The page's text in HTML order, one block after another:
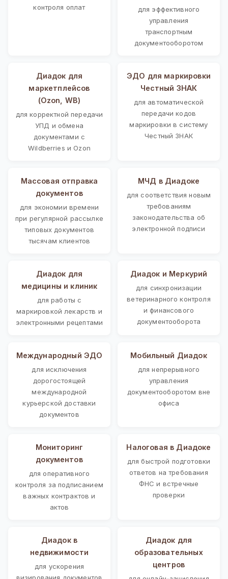
контроля оплат
для эффективного
управления
транспортным
документооборотом
Диадок для
маркетплейсов
(Ozon, WB)
для корректной передачи
УПД и обмена
документами с
Wildberries и Ozon
ЭДО для маркировки
Честный ЗНАК
для автоматической
передачи кодов
маркировки в систему
Честный ЗНАК
Массовая отправка
документов
для экономии времени
при регулярной рассылке
типовых документов
тысячам клиентов
МЧД в Диадоке
для соответствия новым
требованиям
законодательства об
электронной подписи
Диадок для
медицины и клиник
для работы с
маркировкой лекарств и
электронными рецептами
Диадок и Меркурий
для синхронизации
ветеринарного контроля
и финансового
документооборота
Международный ЭДО
для исключения
дорогостоящей
международной
курьерской доставки
документов
Мобильный Диадок
для непрерывного
управления
документооборотом вне
офиса
Мониторинг
документов
для оперативного
контроля за подписанием
важных контрактов и
актов
Налоговая в Диадоке
для быстрой подготовки
ответов на требования
ФНС и встречные
проверки
Диадок в
недвижимости
для ускорения
Диадок для
образовательных
центров